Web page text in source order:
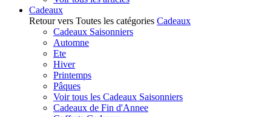
Cadeaux
Retour vers Toutes les catégories Cadeaux
Cadeaux Saisonniers
Automne
Ete
Hiver
Printemps
Pâques
Voir tous les Cadeaux Saisonniers
Cadeaux de Fin d'Annee